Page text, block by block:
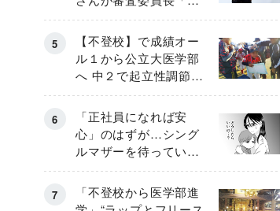
登校生動画甲子園
2026」が開催
【不登校】で成績オー
ル１から公立大医学部
へ 中２で起立性調節障
害「治るまで３年」の
診断 そのとき母は
「正社員になれば安
心」のはずが…シング
ルマザーを待ってい
た“魔の２年間”【前編】
「不登校から医学部進